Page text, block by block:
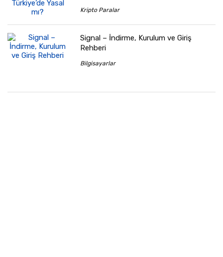
Kripto Paralar
Signal – İndirme, Kurulum ve Giriş
Rehberi
Bilgisayarlar